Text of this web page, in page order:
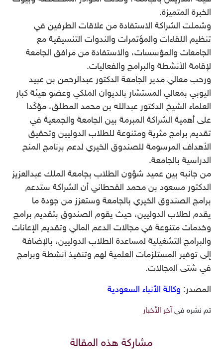
الخبرة المتميزة.
وشملت الشراكة الاستفادة من علاقات الطرفين في
تنظيم اللقاءات والمؤتمرات والندوات التنسيقية مع
الجامعات والمؤسسات، والاستفادة من مرافق الجامعة
لإقامة الأنشطة والبرامج والفعاليات.
ورحب معالي مدير الجامعة الدكتور عبدالرحمن بن عبيد
اليوبي بمعالي المستشار بالديوان الملكي وعضو هيئة كبار
العلماء الشيخ الدكتور عبدالله بن محمد المطلق، مؤكًدا
على أهمية الشراكة المبرمة بين الجامعة والجمعية في
تقديم برامج مثرية ومتنوعة للطلاب الدوليين وتحقيق
الأهداف المرسومة للصندوق الخيري لدعم برنامج المنح
الدراسية بالجامعة.
من جانبه بين عميد شؤون الطلاب بجامعة الملك عبدالعزيز
الدكتور مسعود بن محمد القحطاني أن الشراكة ستدعم
برامج الصندوق الخيري بالجامعة وستعزز من جودة ما
يقدم لطلاب الدوليين، حيث يقوم الصندوق بتقديم برامج
وخدمات متنوعة في مجالات الدعم المالي وتقديم الإعانات
والبرامج التشغيلية لمساعدة الطلاب الدوليين، بالإضافة
إلى توفير المستلزمات العلمية لهم وتنفيذ أنشطة وبرامج
في شتى المجالات.
المصدر: وكالة الأنباء السعودية
تم نشره في آخر الأخبار
مشاركة هذه المقالة